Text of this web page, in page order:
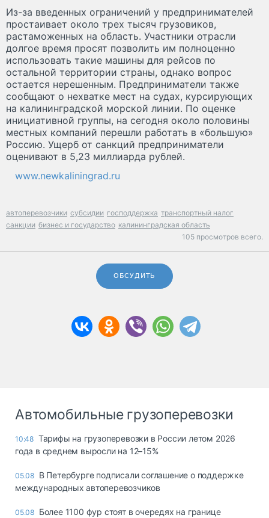
Из-за введенных ограничений у предпринимателей
простаивает около трех тысяч грузовиков,
растаможенных на область. Участники отрасли
долгое время просят позволить им полноценно
использовать такие машины для рейсов по
остальной территории страны, однако вопрос
остается нерешенным. Предприниматели также
сообщают о нехватке мест на судах, курсирующих
на калининградской морской линии. По оценке
инициативной группы, на сегодня около половины
местных компаний перешли работать в «большую»
Россию. Ущерб от санкций предприниматели
оценивают в 5,23 миллиарда рублей.
www.newkaliningrad.ru
автоперевозчики субсидии господдержка транспортный налог
санкции бизнес и государство калининградская область
105 просмотров всего.
ОБСУДИТЬ
Автомобильные грузоперевозки
10:48 Тарифы на грузоперевозки в России летом 2026
года в среднем выросли на 12–15%
05.08 В Петербурге подписали соглашение о поддержке
международных автоперевозчиков
05.08 Более 1100 фур стоят в очередях на границе